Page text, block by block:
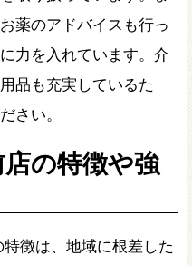
薬のアドバイスも行っ
力を入れています。介
品も充実しているた
さい。
の特徴や強
徴は、地域に根差した